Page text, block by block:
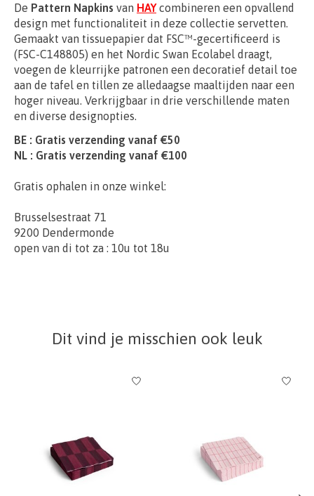
De Pattern Napkins van HAYcombineren een opvallend
design met functionaliteit in deze collectie servetten.
Gemaakt van tissuepapier dat FSC™-gecertificeerd is
(FSC-C148805) en het Nordic Swan Ecolabel draagt,
voegen de kleurrijke patronen een decoratief detail toe
aan de tafel en tillen ze alledaagse maaltijden naar een
hoger niveau. Verkrijgbaar in drie verschillende maten
en diverse designopties.
BE : Gratis verzending vanaf €50
NL : Gratis verzending vanaf €100
Gratis ophalen in onze winkel:
Brusselsestraat 71
9200 Dendermonde
open van di tot za : 10u tot 18u
Dit vind je misschien ook leuk
Items van productcarrousel